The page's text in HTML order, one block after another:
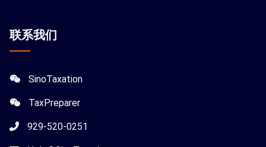
联系我们
SinoTaxation
TaxPreparer
929-520-0251